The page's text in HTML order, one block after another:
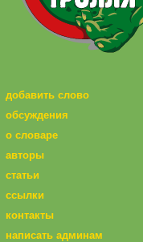
добавить слово
обсуждения
о словаре
авторы
статьи
ссылки
контакты
написать админам